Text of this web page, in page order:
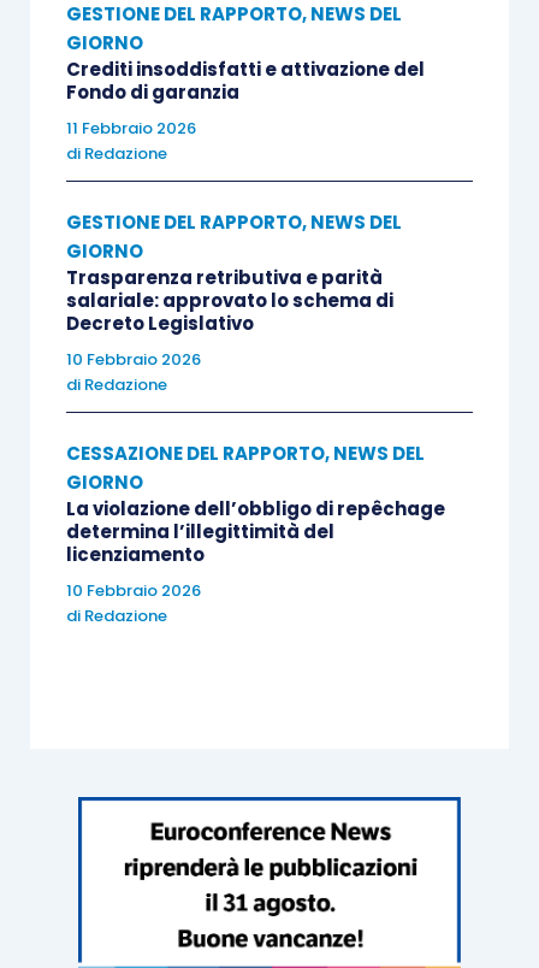
residuo non goduto dal cedente;
lo svolgimento, nei sei mesi precedenti
all’assunzione, di prestazioni lavorative in
a tempo indeterminato (lavoro autonomo,
collaborazione a progetto, lavoro a
termine) non impedisce l’accesso
il lavoratore che nel trimestre 1.10.2014-
31.12.2014 abbia avuto un rapporto di
lavoro intermittente a tempo
indeterminato con il medesimo datore di
lavoro – o con altro datore di lavoro a lui
collegato o controllato – potrà essere
assunto a tempo indeterminato con il
con lo stesso datore di lavoro che
assume o con una società controllata dal
datore di lavoro o ad esso collegata.
In merito alla durata dello sgravio, viene precisato
GESTIONE DEL RAPPORTO,NEWS DEL
GIORNO
Crediti insoddisfatti e attivazione del
Fondo di garanzia
11 Febbraio 2026
di Redazione
GESTIONE DEL RAPPORTO,NEWS DEL
GIORNO
Trasparenza retributiva e parità
salariale: approvato lo schema di
Decreto Legislativo
10 Febbraio 2026
di Redazione
CESSAZIONE DEL RAPPORTO,NEWS DEL
GIORNO
La violazione dell’obbligo di repêchage
determina l’illegittimità del
licenziamento
10 Febbraio 2026
di Redazione